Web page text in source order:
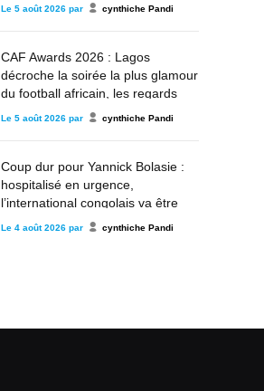
Le 5 août 2026 par cynthiche Pandi
CAF Awards 2026 : Lagos
décroche la soirée la plus glamour
du football africain, les regards
déjà tournés vers les futurs rois du
Le 5 août 2026 par cynthiche Pandi
Coup dur pour Yannick Bolasie :
hospitalisé en urgence,
l’international congolais va être
opéré au Brésil
Le 4 août 2026 par cynthiche Pandi